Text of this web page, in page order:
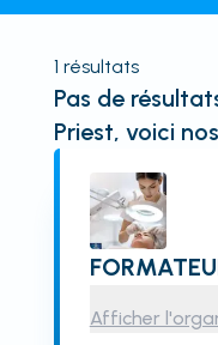
1 résultats
Pas de
Priest, voici
Afficher